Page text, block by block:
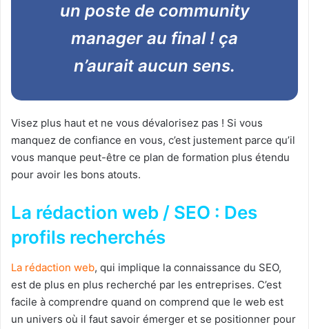
un poste de community
manager au final ! ça
n’aurait aucun sens.
Visez plus haut et ne vous dévalorisez pas ! Si vous
manquez de confiance en vous, c’est justement parce qu’il
vous manque peut-être ce plan de formation plus étendu
pour avoir les bons atouts.
La rédaction web / SEO : Des
profils recherchés
La rédaction web, qui implique la connaissance du SEO,
est de plus en plus recherché par les entreprises. C’est
facile à comprendre quand on comprend que le web est
un univers où il faut savoir émerger et se positionner pour